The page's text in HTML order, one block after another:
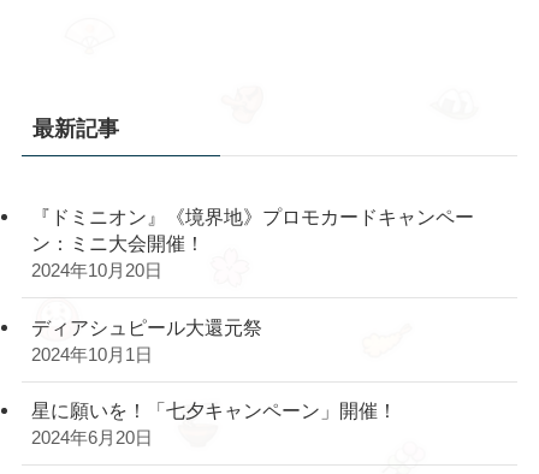
最新記事
『ドミニオン』《境界地》プロモカードキャンペー
ン：ミニ大会開催！
2024年10月20日
ディアシュピール大還元祭
2024年10月1日
星に願いを！「七夕キャンペーン」開催！
2024年6月20日